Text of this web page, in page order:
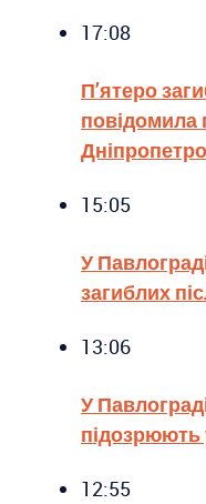
17:08
П’ятеро
повідомила
15:05
У
загиблих
13:06
У
підозрюють
12:55